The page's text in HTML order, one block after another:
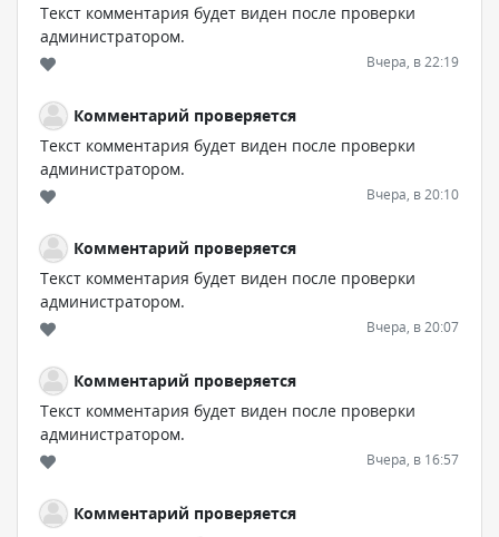
Текст комментария будет виден после проверки
администратором.
Вчера, в 22:19
Комментарий проверяется
Текст комментария будет виден после проверки
администратором.
Вчера, в 20:10
Комментарий проверяется
Текст комментария будет виден после проверки
администратором.
Вчера, в 20:07
Комментарий проверяется
Текст комментария будет виден после проверки
администратором.
Вчера, в 16:57
Комментарий проверяется